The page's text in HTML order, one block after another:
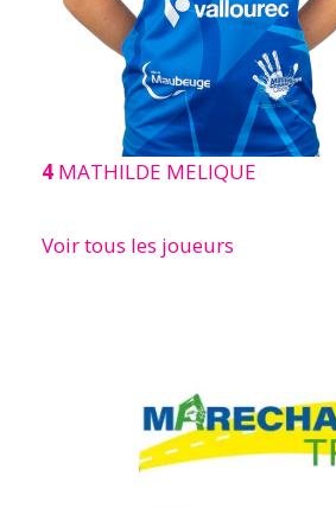
4 MATHILDE MELIQUE
Voir tous les joueurs